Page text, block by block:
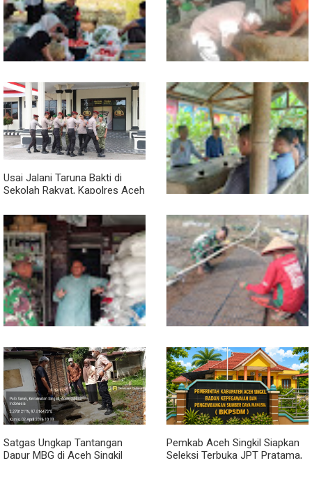
Babinsa Turun ke Pasar, Harga
dan Ketersediaan Sembako
Dipantau
Semangat Gotong Royong,
Babinsa dan Warga Bersihkan
Penampungan Air Masjid
Usai Jalani Taruna Bakti di
Sekolah Rakyat, Kapolres Aceh
Perwira Polri
Sambil Ngopi, Plh. Pasiter
Kodim 0118/Subulussalam
Beri Motivasi Pemuda Calon
Peserta Seleksi Komcad
Lewat Komsos, Babinsa
Rundeng Pantau Stok dan
Harga Pupuk
Dari Bibit Jadi Harapan,
Babinsa Dampingi Warga
Kembangkan Semangka
Satgas Ungkap Tantangan
Dapur MBG di Aceh Singkil
Pemkab Aceh Singkil Siapkan
Seleksi Terbuka JPT Pratama,